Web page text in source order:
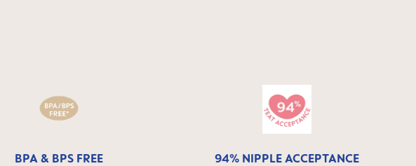
BPA & BPS FREE
94% NIPPLE ACCEPTANCE